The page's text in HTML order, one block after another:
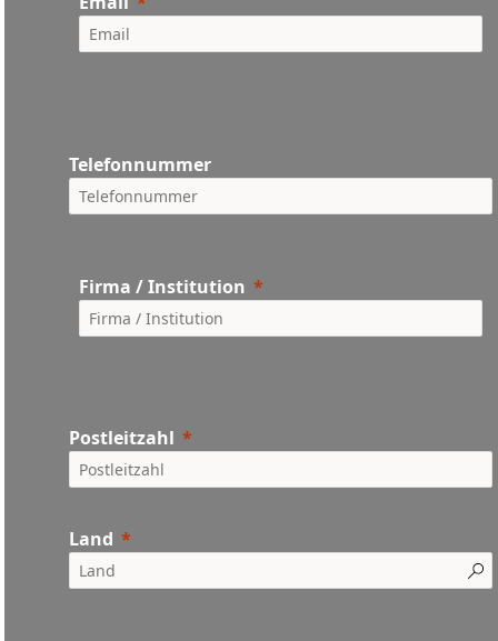
Telefonnummer
Firma / Institution
Postleitzahl
Land